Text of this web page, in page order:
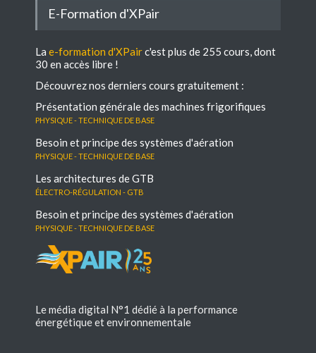
E-Formation d'XPair
La e-formation d'XPairc'est plus de 255 cours, dont
30 en accès libre !
Découvrez nos derniers cours gratuitement :
Présentation générale des machines frigorifiques
Physique - Technique de base
Besoin et principe des systèmes d'aération
Physique - Technique de base
Les architectures de GTB
électro-régulation - GTB
Besoin et principe des systèmes d'aération
Physique - Technique de base
Le média digital N°1 dédié à la performance
énergétique et environnementale